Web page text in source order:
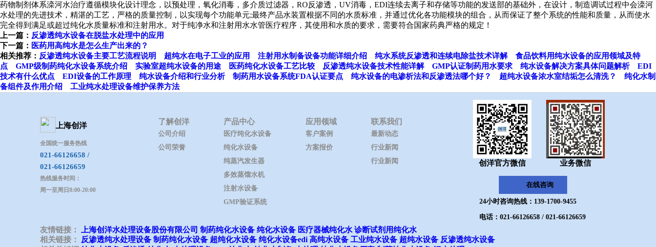
药物制剂体系滦河水治疗遵循模块化设计理念，以预处理，氧化消毒，多介质过滤器，RO反渗透，UV消毒，EDI连续去离子和存储等功能的发送部的基础外，在设计，制造调试过程中会滦河
水处理的先进技术，精湛的工艺，严格的质量控制，以实现每个功能单元;最终产品水装置根据不同的水质标准，并通过优化各功能模块的组合，从而保证了整个系统的性能和质量，从而使水
完全得到满足或超过纯化水质量标准和注射用水。对于纯净水和注射用水水管医疗程序，其使用和水质的要求，需要符合国家药典严格的规定！
上一篇： 反渗透纯水设备在脱盐水处理中的应用
下一篇： 医药用高纯水是怎么生产出来的？
相关推荐： 反渗透纯水设备主要工艺流程说明 超纯水在电子工业的应用 注射用水制备设备功能详细介绍 纯水系统反渗透和连续电除盐技术详解
食品饮料用纯水设备的应用领域及特
点
GMP级制药纯化水设备系统介绍 实验室超纯水设备的用途 医药纯化水设备工艺比较 反渗透纯水设备技术性能详解 GMP认证制药用水要求 纯水设备解决方案具体问题解析
EDI
技术有什么优点
EDI设备的工作原理 纯水设备介绍和行业分析 制药用水设备系统FDA认证要点 纯水设备的电渗析法和反渗透法哪个好？ 超纯水设备浓水室结垢怎么清洗？
纯化水制
备组件及作用介绍
工业纯水处理设备维护保养方法
上海创洋
全国统一服务热线
021-66126658 /
021-66126659
热线服务时间：
周一至周日8:00-20:00
了解创洋
公司介绍
公司荣誉
产品中心
医疗纯化水设备
纯化水设备
纯蒸汽发生器
多效蒸馏水机
注射水设备
GMP验证系统
应用领域
客户案例
方案报价
联系我们
最新动态
行业新闻
行业新闻
创洋官方微信 业务微信
在线咨询
24小时咨询热线：139-1700-9455
电话：021-66126658 / 021-66126659
友情链接： 上海创洋水处理设备股份有限公司 制药纯化水设备 纯化水设备 医疗器械纯化水 诊断试剂用纯化水
Copyright © 2019 上海创洋水处理设备股份有限公司 All rights reserved.沪ICP备14015689号-1
相关链接： 反渗透纯水处理设备 制药纯化水设备 超纯化水设备 纯化水设备edi 高纯水设备 工业纯水设备 超纯水设备 反渗透纯水设备